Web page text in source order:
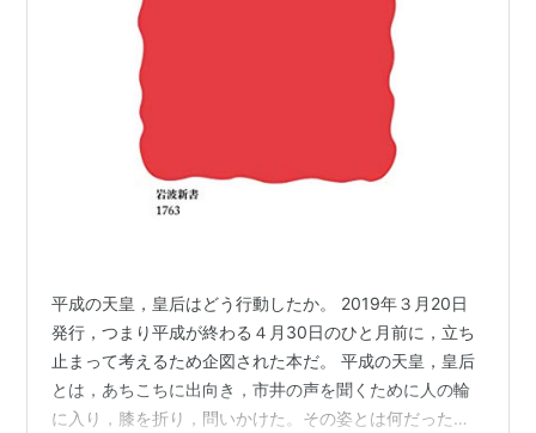
平成の天皇，皇后はどう行動したか。 2019年３月20日
発行，つまり平成が終わる４月30日のひと月前に，立ち
止まって考えるため企図された本だ。 平成の天皇，皇后
とは，あちこちに出向き，市井の声を聞くために人の輪
に入り，膝を折り，問いかけた。その姿とは何だったの